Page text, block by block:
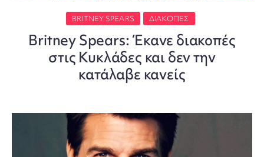
BRITNEY SPEARS ΔΙΑΚΟΠΈΣ
Britney Spears: Έκανε διακοπές
στις Κυκλάδες και δεν την
κατάλαβε κανείς